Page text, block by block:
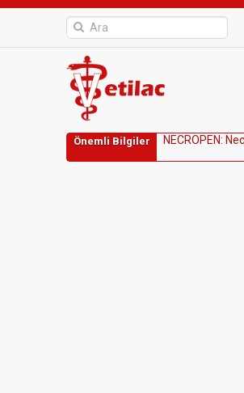
Önemli Bilgiler N ECROPEN: Nec